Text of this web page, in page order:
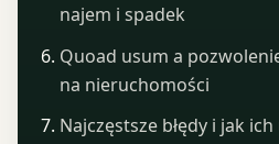
najem i spadek
Quoad usum a
na nieruchomości
Najczęstsze błędy i jak